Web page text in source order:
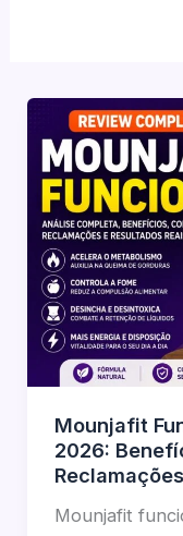
Mounjafit
2026:
Mounjafit